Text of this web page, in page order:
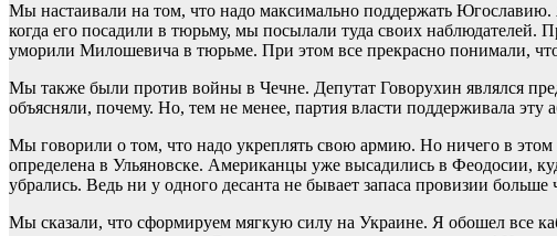
Мы настаивали на том, что надо максимально поддержать
когда его посадили в тюрьму, мы посылали туда своих наблюдателей.
уморили Милошевича в тюрьме. При этом все прекрасно понимали,
Мы также были против войны в Чечне. Депутат Говорухин являлся
объясняли, почему. Но, тем не менее, партия власти поддерживала
Мы говорили о том, что надо укреплять свою армию. Но ничего в
определена в Ульяновске. Американцы уже высадились в Феодосии,
убрались. Ведь ни у одного десанта не бывает запаса провизии больше
Мы сказали, что сформируем мягкую силу на Украине. Я обошел все